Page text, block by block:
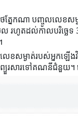
ត្នែកណា បញ្ចូលលេខ
តដល់កាលបរិច្ឆេទ
ខសម្ងាត់របស់អ្នកឡ
រសារទៅគណនីជំនួយ។ ព